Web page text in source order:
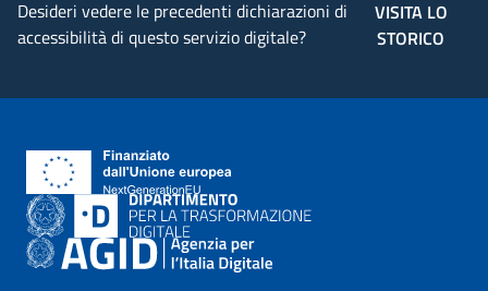
Desideri vedere le precedenti dichiarazioni di
accessibilità di questo servizio digitale?
VISITA LO
STORICO